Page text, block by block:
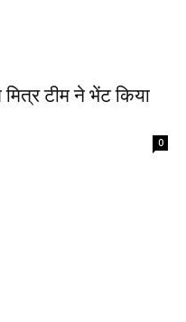
मित्र टीम ने भेंट किया
0